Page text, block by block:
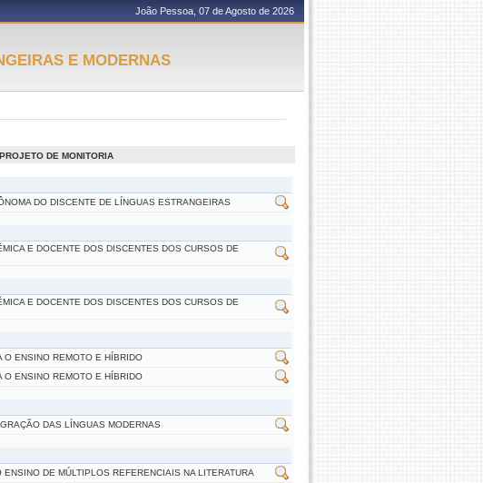
João Pessoa, 07 de Agosto de 2026
E MODERNAS
DE MONITORIA
DO DISCENTE DE LÍNGUAS ESTRANGEIRAS
E DOCENTE DOS DISCENTES DOS CURSOS DE
E DOCENTE DOS DISCENTES DOS CURSOS DE
O ENSINO REMOTO E HÍBRIDO
O ENSINO REMOTO E HÍBRIDO
DAS LÍNGUAS MODERNAS
DE MÚLTIPLOS REFERENCIAIS NA LITERATURA